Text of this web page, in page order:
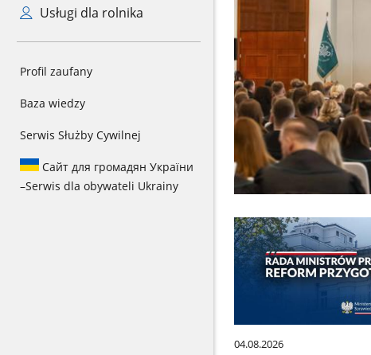
Usługi dla rolnika
Profil zaufany
Baza wiedzy
Serwis Służby Cywilnej
Сайт для громадян України
–Serwis dla obywateli Ukrainy
04.08.2026